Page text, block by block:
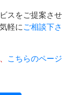
スをご提案させ
軽に ご相談下さ
こちらのページ